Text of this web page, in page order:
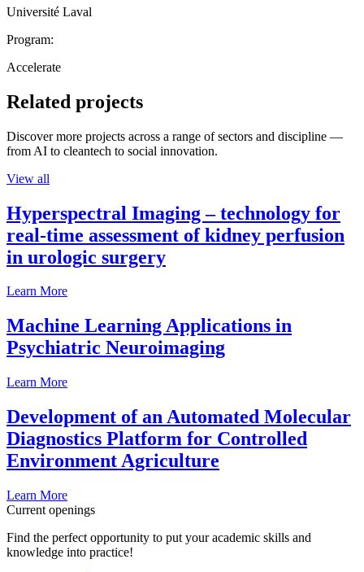
Université Laval
Program:
Accelerate
Related projects
Discover more projects across a range of sectors and discipline —
from AI to cleantech to social innovation.
View all
Hyperspectral Imaging – technology for
real-time assessment of kidney perfusion
in urologic surgery
Learn More
Machine Learning Applications in
Psychiatric Neuroimaging
Learn More
Development of an Automated Molecular
Diagnostics Platform for Controlled
Environment Agriculture
Learn More
Current openings
Find the perfect opportunity to put your academic skills and
knowledge into practice!